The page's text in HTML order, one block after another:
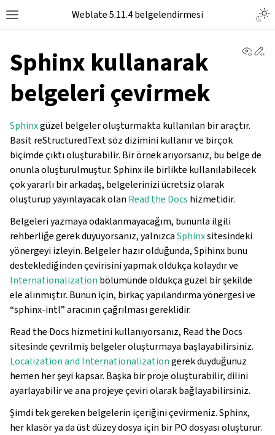
Toggle site navigation sidebar
Weblate 5.11.4 belgelendirmesi
Sphinx kullanarak
belgeleri çevirmek
Sphinxgüzel belgeler oluşturmakta kullanılan bir araçtır.
Basit reStructuredText söz dizimini kullanır ve birçok
biçimde çıktı oluşturabilir. Bir örnek arıyorsanız, bu belge de
onunla oluşturulmuştur. Sphinx ile birlikte kullanılabilecek
çok yararlı bir arkadaş, belgelerinizi ücretsiz olarak
oluşturup yayınlayacak olan Read the Docs hizmetidir.
Belgeleri yazmaya odaklanmayacağım, bununla ilgili
rehberliğe gerek duyuyorsanız, yalnızcaSphinxsitesindeki
yönergeyi izleyin. Belgeler hazır olduğunda, Spihinx bunu
desteklediğinden çevirisini yapmak oldukça kolaydır ve
Internationalization bölümünde oldukça güzel bir şekilde
ele alınmıştır. Bunun için, birkaç yapılandırma yönergesi ve
“sphinx-intl” aracının çağrılması gereklidir.
Read the Docs hizmetini kullanıyorsanız, Read the Docs
sitesinde çevrilmiş belgeler oluşturmaya başlayabilirsiniz.
Localization and Internationalizationgerek duyduğunuz
hemen her şeyi kapsar. Başka bir proje oluşturabilir, dilini
ayarlayabilir ve ana projeye çeviri olarak bağlayabilirsiniz.
Şimdi tek gereken belgelerin içeriğini çevirmeniz. Sphinx,
her klasör ya da üst düzey dosya için bir PO dosyası oluşturur.